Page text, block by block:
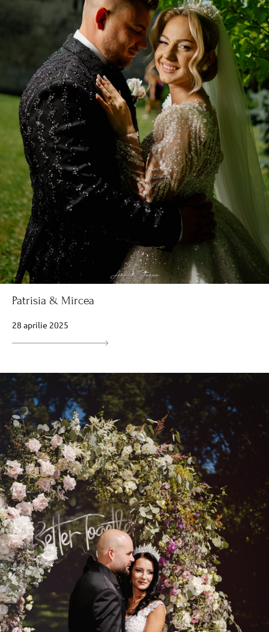
Patrisia & Mircea
28 aprilie 2025